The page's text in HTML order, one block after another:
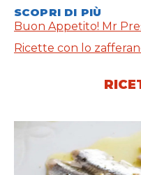
SCOPRI DI PIÙ
Buon Appetito! Mr
Ricette con lo